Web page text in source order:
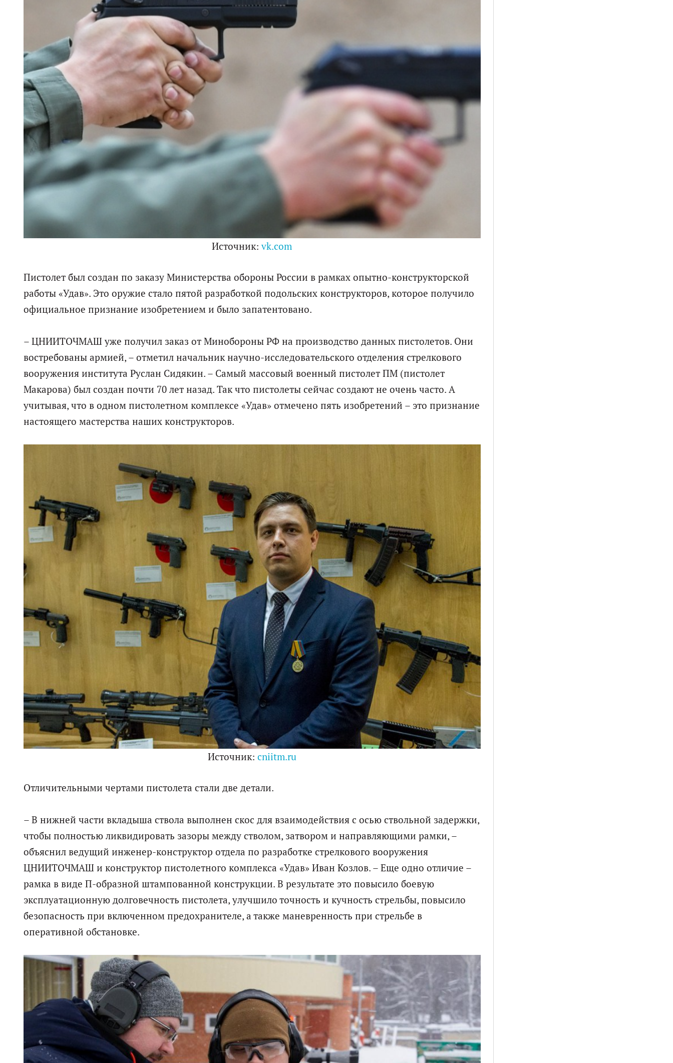
Источник:vk.com
Пистолет был создан по заказу Министерства обороны России в рамках опытно-конструкторской
работы «Удав». Это оружие стало пятой разработкой подольских конструкторов, которое получило
официальное признание изобретением и было запатентовано.
– ЦНИИТОЧМАШ уже получил заказ от Минобороны РФ на производство данных пистолетов. Они
востребованы армией, – отметил начальник научно-исследовательского отделения стрелкового
вооружения института Руслан Сидякин. – Самый массовый военный пистолет ПМ (пистолет
Макарова) был создан почти 70 лет назад. Так что пистолеты сейчас создают не очень часто. А
учитывая, что в одном пистолетном комплексе «Удав» отмечено пять изобретений – это признание
настоящего мастерства наших конструкторов.
Источник: cniitm.ru
Отличительными чертами пистолета стали две детали.
– В нижней части вкладыша ствола выполнен скос для взаимодействия с осью ствольной задержки,
чтобы полностью ликвидировать зазоры между стволом, затвором и направляющими рамки, –
объяснил ведущий инженер-конструктор отдела по разработке стрелкового вооружения
ЦНИИТОЧМАШ и конструктор пистолетного комплекса «Удав» Иван Козлов. – Еще одно отличие –
рамка в виде П-образной штампованной конструкции. В результате это повысило боевую
эксплуатационную долговечность пистолета, улучшило точность и кучность стрельбы, повысило
безопасность при включенном предохранителе, а также маневренность при стрельбе в
оперативной обстановке.